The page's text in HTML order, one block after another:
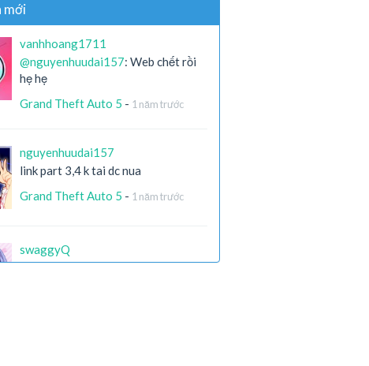
mới
vanhhoang1711
@nguyenhuudai157: Web chết rồi
hẹ hẹ
Grand Theft Auto 5 - 1 năm trước
nguyenhuudai157
link part 3,4 k tai dc nua
Grand Theft Auto 5 - 1 năm trước
swaggyQ